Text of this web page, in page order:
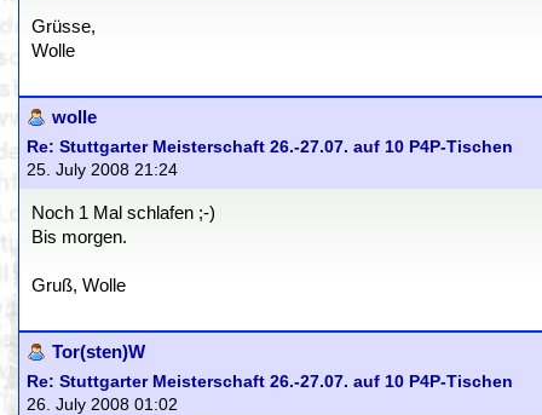
Grüsse,
Wolle
wolle
Re: Stuttgarter Meisterschaft 26.-27.07. auf 10 P4P-Tischen
25. July 2008 21:24
Noch 1 Mal schlafen ;-)
Bis morgen.
Gruß, Wolle
Tor(sten)W
Re: Stuttgarter Meisterschaft 26.-27.07. auf 10 P4P-Tischen
26. July 2008 01:02